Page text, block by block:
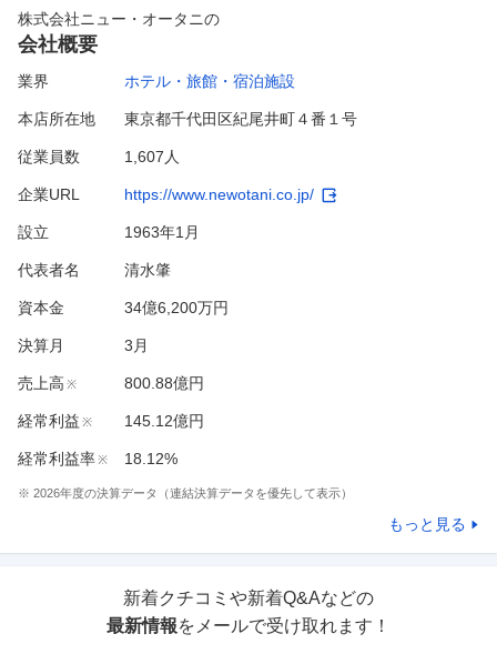
株式会社ニュー・オータニの
会社概要
業界 ホテル・旅館・宿泊施設
本店所在地 東京都千代田区紀尾井町４番１号
従業員数 1,607人
企業URL https://www.newotani.co.jp/
設立 1963年1月
代表者名 清水肇
資本金 34億6,200万円
決算月 3 月
売上高 ※ 800.88億円
経常利益 ※ 145.12億円
経常利益率※ 18.12%
※ 2026年度の決算データ（連結決算データを優先して表示）
もっと見る
新着クチコミや新着Q&Aなどの
最新情報をメールで受け取れます！